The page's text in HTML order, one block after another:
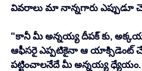
వివరాలు మా నాన్నగారు ఎప్పుడూ
"కానీ మీ అన్నయ్య దీపక్ కు,
ఆఫీసరై ఎప్పటికైనా ఆ యాక్సిడెంట్
పట్టించాలనేదే మీ అన్నయ్య ధ్యేయం.